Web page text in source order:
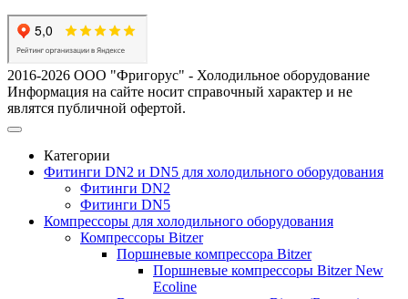
2016-2026 ООО "Фригорус" - Холодильное оборудование
Информация на сайте носит справочный характер и не
являтся публичной офертой.
Категории
Фитинги DN2 и DN5 для холодильного оборудования
Фитинги DN2
Фитинги DN5
Компрессоры для холодильного оборудования
Компрессоры Bitzer
Поршневые компрессора Bitzer
Поршневые компрессоры Bitzer New
Ecoline